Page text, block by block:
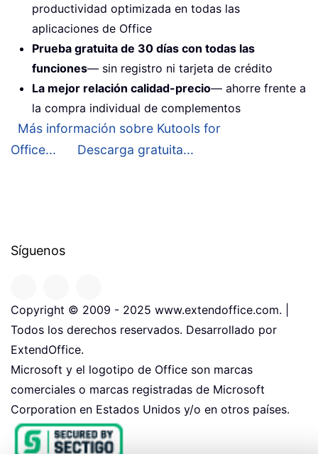
productividad optimizada en todas las
aplicaciones de Office
Prueba gratuita de 30 días con todas las
funciones— sin registro ni tarjeta de crédito
La mejor relación calidad-precio— ahorre frente a
la compra individual de complementos
Más información sobre Kutools for
Office...
Descarga gratuita...
Síguenos
Copyright © 2009 - 2025 www.extendoffice.com. |
Todos los derechos reservados. Desarrollado por
ExtendOffice.
Microsoft y el logotipo de Office son marcas
comerciales o marcas registradas de Microsoft
Corporation en Estados Unidos y/o en otros países.